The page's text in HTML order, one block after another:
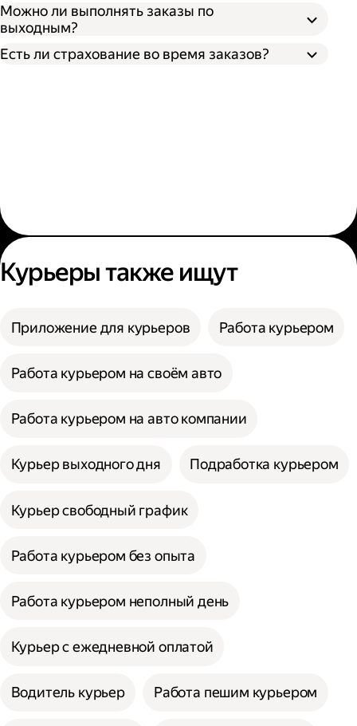
Можно ли выполнять заказы по
выходным?
Есть ли страхование во время заказов?
Курьеры также ищут
Приложение для курьеров Работа курьером
Работа курьером на своём авто
Работа курьером на авто компании
Курьер выходного дня Подработка курьером
Курьер свободный график
Работа курьером без опыта
Работа курьером неполный день
Курьер с ежедневной оплатой
Водитель курьер Работа пешим курьером